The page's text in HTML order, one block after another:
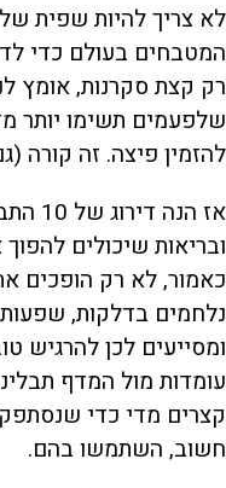
לא צריך להיות שפית
המטבחים בעולם כדי
רק קצת סקרנות, אומץ
שלפעמים תשימו יותר
להזמין פיצה. זה קורה
אז
ובריאות שיכולים
כאמור, לא רק הופכים
נלחמים בדלקות, שפעות
ומסייעים לכן להרגיש
עומדות מול המדף
קצרים מדי כדי
חשוב, השתמשו בהם.